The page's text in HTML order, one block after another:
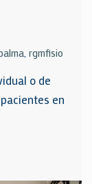
rgmfisio
o de
en